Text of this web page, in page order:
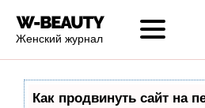
Женский журнал
Как продвинуть сайт на